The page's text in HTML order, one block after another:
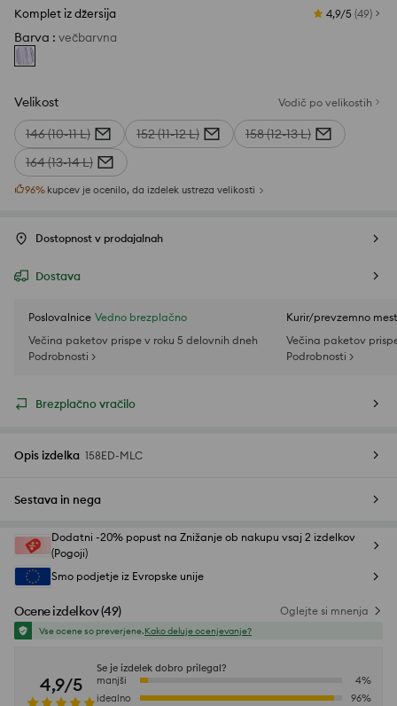
Komplet iz džersija 4,9/5 (49)
Barva : večbarvna
Velikost Vodič po velikostih
146 (10-11 L) 152 (11-12 L)
158 (12-13 L)
164 (13-14 L)
96% kupcev je ocenilo, da izdelek ustreza velikosti
Dostopnost v prodajalnah
Dostava
Poslovalnice Vedno brezplačno
Večina paketov prispe v roku 5 delovnih dneh
Podrobnosti >
Kurir/prevzemno
Večina paketov
Podrobnosti >
Brezplačno vračilo
Opis izdelka 158ED-MLC
Sestava in nega
Dodatni -20% popust na Znižanje ob nakupu vsaj 2 izdelkov
(Pogoji)
Smo podjetje iz Evropske unije
Ocene izdelkov(49) Oglejte si mnenja
Vse ocene so preverjene.Kako deluje ocenjevanje?
4,9/5
Se je izdelek dobro prilegal?
manjši
4%
idealno
96%